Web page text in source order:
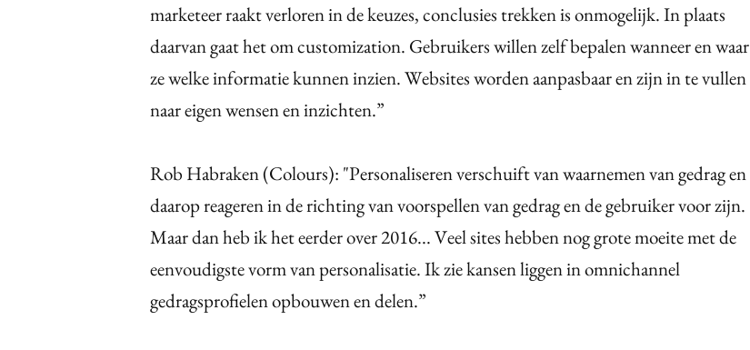
marketeer raakt verloren in de keuzes, conclusies trekken is onmogelijk. In plaats
daarvan gaat het om customization. Gebruikers willen zelf bepalen wanneer en waar
ze welke informatie kunnen inzien. Websites worden aanpasbaar en zijn in te vullen
naar eigen wensen en inzichten.”
Rob Habraken (Colours): "Personaliseren verschuift van waarnemen van gedrag en
daarop reageren in de richting van voorspellen van gedrag en de gebruiker voor zijn.
Maar dan heb ik het eerder over 2016... Veel sites hebben nog grote moeite met de
eenvoudigste vorm van personalisatie. Ik zie kansen liggen in omnichannel
gedragsprofielen opbouwen en delen.”